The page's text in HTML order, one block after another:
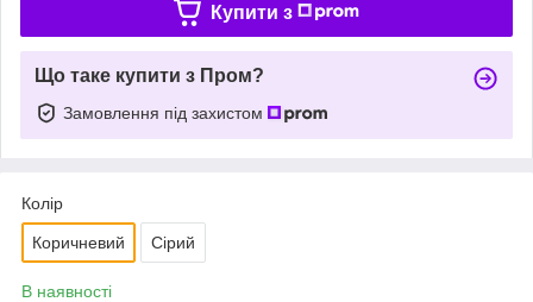
Купити з
Що таке купити з Пром?
Замовлення під захистом
Колір
Коричневий Сірий
В наявності